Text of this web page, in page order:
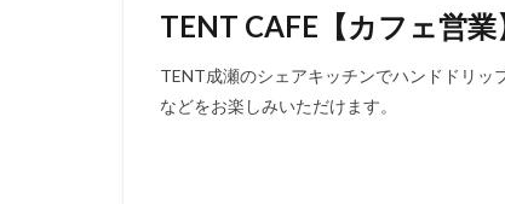
TENT CAFE【カフェ営業
TENT成瀬のシェアキッチンでハンドドリッ
などをお楽しみいただけます。